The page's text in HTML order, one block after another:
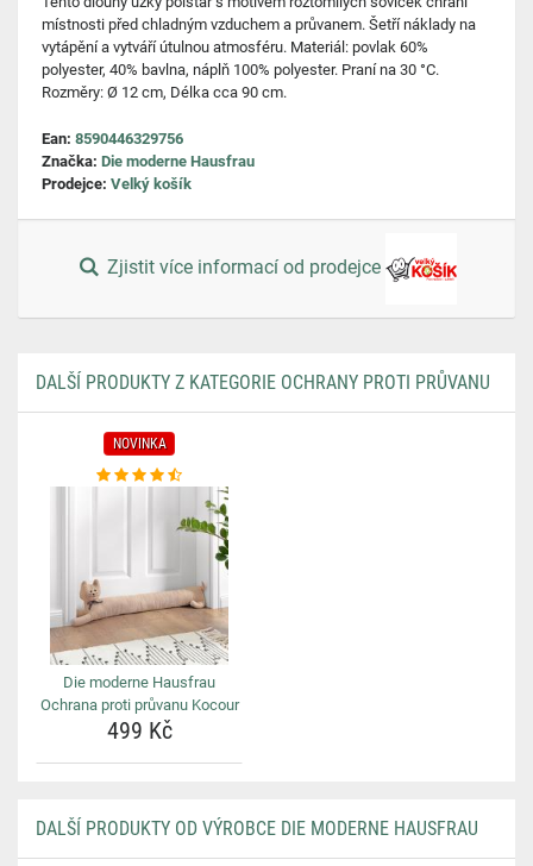
místnosti před chladným vzduchem a průvanem. Šetří náklady na
vytápění a vytváří útulnou atmosféru. Materiál: povlak 60%
polyester, 40% bavlna, náplň 100% polyester. Praní na 30 °C.
Rozměry: Ø 12 cm, Délka cca 90 cm.
Ean: 8590446329756
Značka: Die moderne Hausfrau
Prodejce: Velký košík
Zjistit více informací od prodejce
DALŠÍ PRODUKTY Z KATEGORIE OCHRANY PROTI PRŮVANU
NOVINKA
Die moderne Hausfrau
Ochrana proti průvanu Kocour
499 Kč
DALŠÍ PRODUKTY OD VÝROBCE DIE MODERNE HAUSFRAU